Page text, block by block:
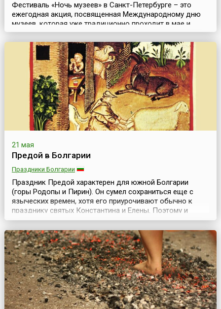
Фестиваль «Ночь музеев» в Санкт-Петербурге – это
ежегодная акция, посвященная Международному дню
музеев, которая уже традиционно проходит в мае и
пользуется большой популярностью, как у горожан, так
и у гостей Северной столицы. Это своего рода «Ночь
открытых музеев» – когда в майскую ночь
петербургские музеи, галереи, выставочные залы,
библиотеки и другие учреждения культуры открыты
вечером и ...
21 мая
Предой в Болгарии
Праздники Болгарии
Праздник Предой характерен для южной Болгарии
(горы Родопы и Пирин). Он сумел сохраниться еще с
языческих времен, хотя его приурочивают обычно к
празднику святых Константина и Елены. Поэтому и
отмечают его как христиане, так и помáки (болгары,
принявшие ислам во времена турецкого ига). Есть
предположение, что это древний фракийский праздник,
но есть также и версия, что праздник принесли с собой
сл...